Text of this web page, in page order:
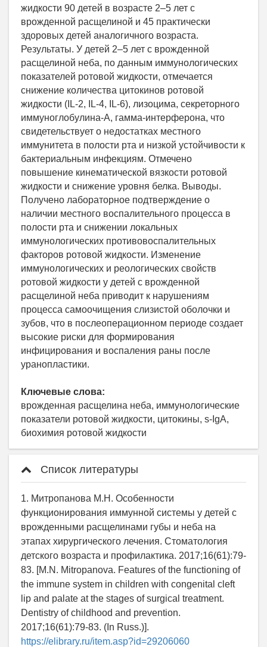
жидкости 90 детей в возрасте 2–5 лет с
врожденной расщелиной и 45 практически
здоровых детей аналогичного возраста.
Результаты. У детей 2–5 лет с врожденной
расщелиной неба, по данным иммунологических
показателей ротовой жидкости, отмечается
снижение количества цитокинов ротовой
жидкости (IL-2, IL-4, IL-6), лизоцима, секреторного
иммуноглобулина-А, гамма-интерферона, что
свидетельствует о недостатках местного
иммунитета в полости рта и низкой устойчивости к
бактериальным инфекциям. Отмечено
повышение кинематической вязкости ротовой
жидкости и снижение уровня белка. Выводы.
Получено лабораторное подтверждение о
наличии местного воспалительного процесса в
полости рта и снижении локальных
иммунологических противовоспалительных
факторов ротовой жидкости. Изменение
иммунологических и реологических свойств
ротовой жидкости у детей с врожденной
расщелиной неба приводит к нарушениям
процесса самоочищения слизистой оболочки и
зубов, что в послеоперационном периоде создает
высокие риски для формирования
инфицирования и воспаления раны после
уранопластики.
Ключевые слова:
врожденная расщелина неба, иммунологические
показатели ротовой жидкости, цитокины, s-IgA,
биохимия ротовой жидкости
Список литературы
1. Митропанова М.Н. Особенности
функционирования иммунной системы у детей с
врожденными расщелинами губы и неба на
этапах хирургического лечения. Стоматология
детского возраста и профилактика. 2017;16(61):79-
83. [M.N. Mitropanova. Features of the functioning of
the immune system in children with congenital cleft
lip and palate at the stages of surgical treatment.
Dentistry of childhood and prevention.
2017;16(61):79-83. (In Russ.)].
https://elibrary.ru/item.asp?id=29206060